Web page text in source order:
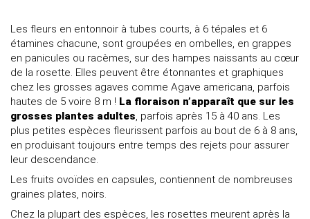
Les fleurs en entonnoir à tubes courts, à 6 tépales et 6
étamines chacune, sont groupées en ombelles, en grappes
en panicules ou racèmes, sur des hampes naissants au cœur
de la rosette. Elles peuvent être étonnantes et graphiques
chez les grosses agaves comme Agave americana, parfois
hautes de 5 voire 8 m ! La floraison n’apparaît que sur les
grosses plantes adultes, parfois après 15 à 40 ans. Les
plus petites espèces fleurissent parfois au bout de 6 à 8 ans,
en produisant toujours entre temps des rejets pour assurer
leur descendance.
Les fruits ovoïdes en capsules, contiennent de nombreuses
graines plates, noirs.
Chez la plupart des espèces, les rosettes meurent après la